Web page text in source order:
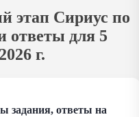
этап Сириус по
ответы для 5
г.
задания, ответы на